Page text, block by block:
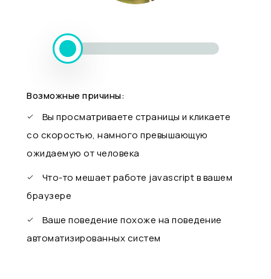
Возможные причины:
Вы просматриваете страницы и кликаете
со скоростью, намного превышающую
ожидаемую от человека
Что-то мешает работе javascript в вашем
браузере
Ваше поведение похоже на поведение
автоматизированных систем